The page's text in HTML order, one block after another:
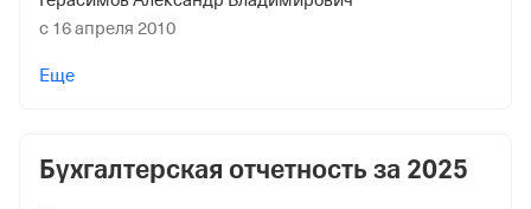
с 16 апреля 2010
Гаврилов Станислав Яковлевич
Гаврилов Ширин Яшаевич
Еще
Бухгалтерская отчетность за 2025